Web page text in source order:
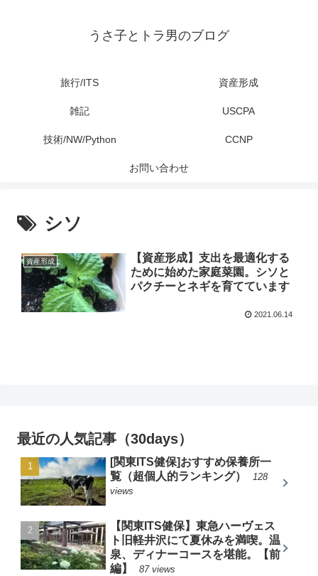
うさ子とトラ男のブログ
旅行/ITS 資産形成
雑記 USCPA
技術/NW/Python CCNP
お問い合わせ
シソ
資産形成
【資産形成】支出を最適化する
ために始めた家庭菜園。シソと
パクチーとネギを育てています
2021.06.14
最近の人気記事（30days）
[関東ITS健保]おすすめ保養所一
覧（超個人的ランキング）
128
views
【関東ITS健保】東急ハーヴェス
ト旧軽井沢にて夏休みを満喫。温
泉、ディナーコースを堪能。【前
編】
87 views